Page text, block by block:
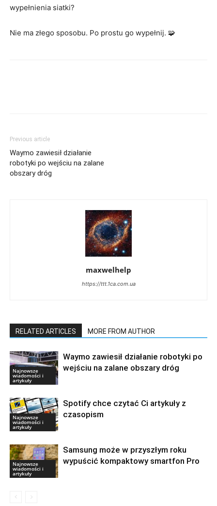
wypełnienia siatki?
Nie ma złego sposobu. Po prostu go wypełnij. 🧩
Previous article
Waymo zawiesił działanie
robotyki po wejściu na zalane
obszary dróg
maxwelhelp
https://ttt.1ca.com.ua
RELATED ARTICLES MORE FROM AUTHOR
Najnowsze
wiadomości i
artykuły
Waymo zawiesił działanie robotyki po
wejściu na zalane obszary dróg
Najnowsze
wiadomości i
artykuły
Spotify chce czytać Ci artykuły z
czasopism
Najnowsze
wiadomości i
artykuły
Samsung może w przyszłym roku
wypuścić kompaktowy smartfon Pro